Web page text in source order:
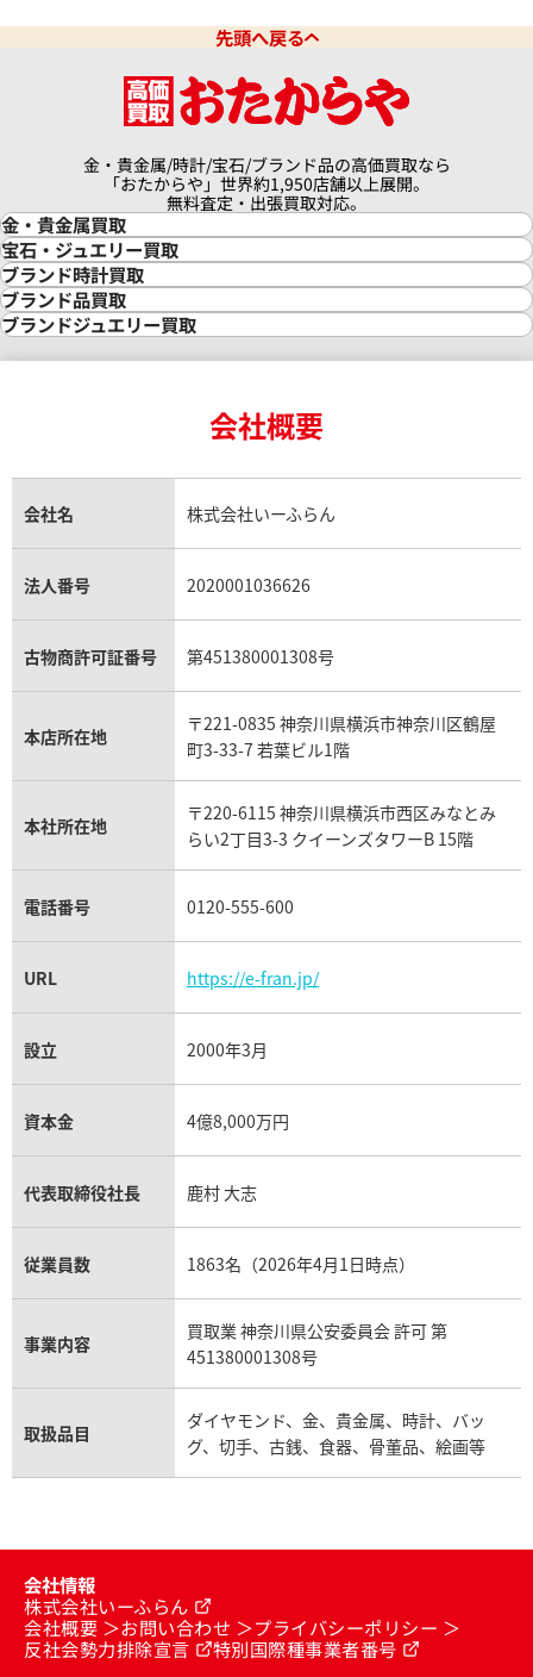
先頭へ戻る
金・貴金属/時計/宝石/ブランド品の高価買取なら
「おたからや」世界約1,950店舗以上展開。
無料査定・出張買取対応。
金・貴金属買取
金買取
金の相場価格情報
金の参考買取価格一覧
インゴット買取
インゴットの相場価格情報
24金買取
金貨買取
貴金属買取
銀・シルバー買取
パラジウム買取
宝石・ジュエリー買取
宝石・ジュエリー買取
ダイヤモンド買取
ダイヤモンド・宝石の参考価格一覧
リング・結婚指輪買取
エメラルド買取
トパーズ買取
タンザナイト買取
キャッツアイ買取
アクアマリン買取
ブランド時計買取
時計買取
ロレックス買取
ロレックス デイトナ買取
ロレックス サブマリーナー買取
ロレックス エクスプローラー買取
ロレックス デイトジャスト買取
パテック フィリップノーチラス買取
ヴァシュロン・コンスタンタン買取
オメガ買取
カルティエ買取
フランク ミュラー買取
リシャール・ミル買取
パネライ買取
チューダー（チュードル）買取
ブランド品買取
ブランド買取
シャネル マトラッセ買取
セリーヌ買取
プラダ買取
ブランドジュエリー買取
ヴァンクリーフ＆アーペル買取
ショーメ買取
ダミアーニ買取
モーブッサン買取
会社概要
会社名 株式会社いーふらん
法人番号 2020001036626
古物商許可証番号 第451380001308号
本店所在地
〒221-0835 神奈川県横浜市神奈川区鶴屋
町3-33-7 若葉ビル1階
本社所在地
〒220-6115 神奈川県横浜市西区みなとみ
らい2丁目3-3 クイーンズタワーB 15階
電話番号 0120-555-600
URL https://e-fran.jp/
設立 2000年3月
資本金 4億8,000万円
代表取締役社長 鹿村 大志
従業員数 1863名（2026年4月1日時点）
事業内容
買取業 神奈川県公安委員会 許可 第
451380001308号
取扱品目
ダイヤモンド、金、貴金属、時計、バッ
グ、切手、古銭、食器、骨董品、絵画等
会社情報
株式会社いーふらん
会社概要
お問い合わせ
プライバシーポリシー
反社会勢力排除宣言
特別国際種事業者番号